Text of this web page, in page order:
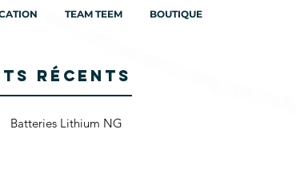
TEAM TEEM BOUTIQUE
Récents
Batteries Lithium NG